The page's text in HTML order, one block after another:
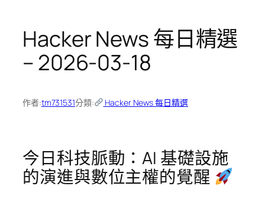
Hacker News 每日精選
– 2026-03-18
作者:tm731531分類: Hacker News 每日精選
今日科技脈動：AI 基礎設施
的演進與數位主權的覺醒